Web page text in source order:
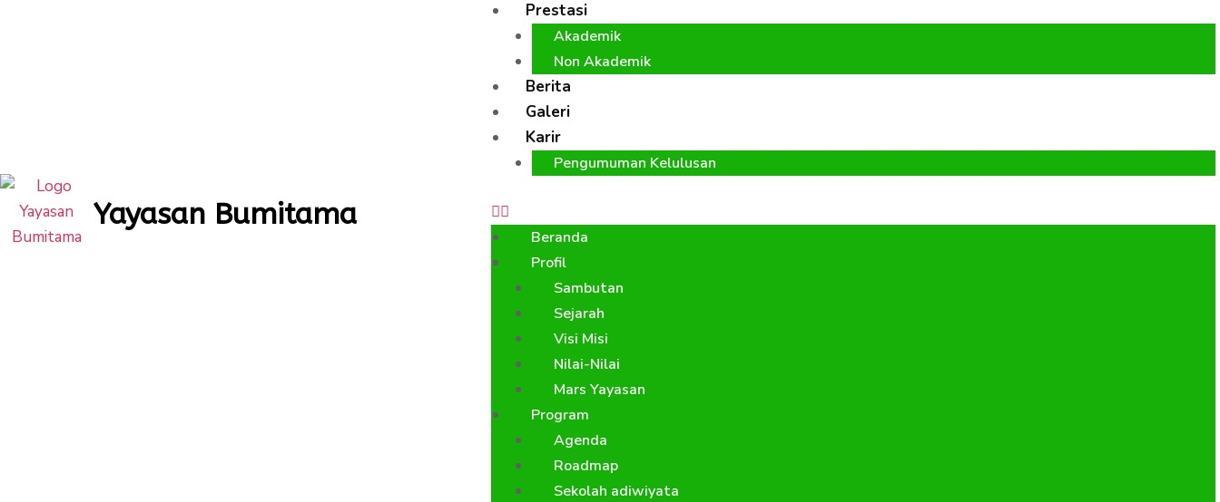
Yayasan Bumitama
Prestasi
Akademik
Non Akademik
Berita
Galeri
Karir
Pengumuman Kelulusan
Beranda
Profil
Sambutan
Sejarah
Visi Misi
Nilai-Nilai
Mars Yayasan
Program
Agenda
Roadmap
Sekolah adiwiyata